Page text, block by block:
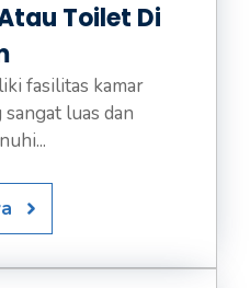
Toilet Di
fasilitas kamar
luas dan